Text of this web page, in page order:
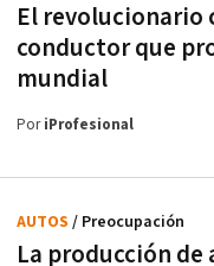
El revolucionario
conductor que
mundial
PoriProfesional
La producción de
AUTOS / Preocupación